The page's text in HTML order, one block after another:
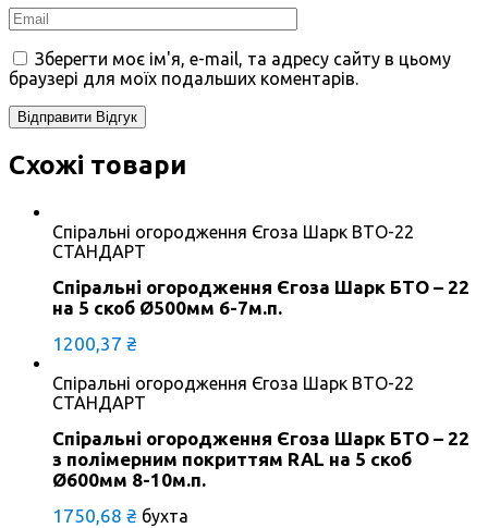
Зберегти моє ім'я, e-mail, та адресу сайту в цьому
браузері для моїх подальших коментарів.
Схожі товари
Спіральні огородження Єгоза Шарк BTO-22
СТАНДАРТ
Спіральні огородження Єгоза Шарк БТО – 22
на 5 скоб Ø500мм 6-7м.п.
1200,37 ₴
Спіральні огородження Єгоза Шарк BTO-22
СТАНДАРТ
Спіральні огородження Єгоза Шарк БТО – 22
з полімерним покриттям RAL на 5 скоб
Ø600мм 8-10м.п.
1750,68 ₴ бухта